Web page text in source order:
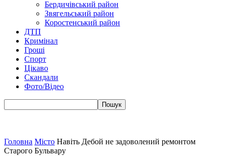
Бердичівський район
Звягельський район
Коростенський район
ДТП
Кримінал
Гроші
Спорт
Цікаво
Скандали
Фото/Відео
Головна Місто Навіть Дебой не задоволений ремонтом
Старого Бульвару